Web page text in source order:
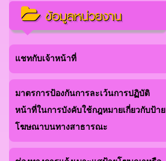
ข้อมูลหน่วยงาน
แชทกับเจ้าหน้าที่
มาตรการป้องกันการละเว้นการปฏิบัติ
หน้าที่ในการบังคับใช้กฎหมายเกี่ยวกับป้าย
โฆษณาบนทางสาธารณะ